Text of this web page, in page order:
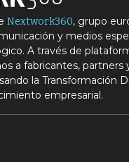
Nextwork360, grupo
y medios
A través de
a fabricantes, partners
la Transformación
empresarial.